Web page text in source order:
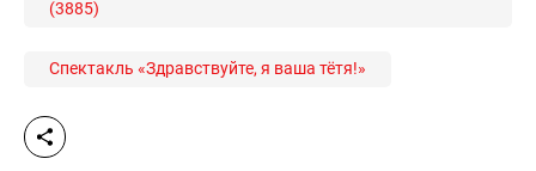
(3885)
Спектакль «Здравствуйте, я ваша тётя!»